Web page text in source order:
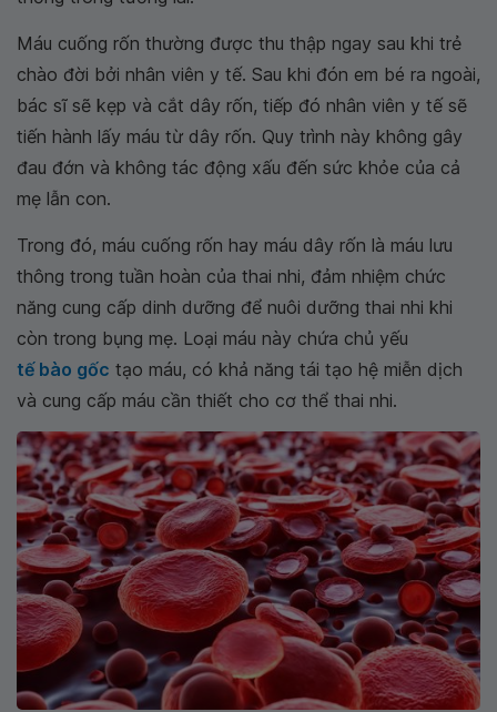
Máu cuống rốn thường được thu thập ngay sau khi trẻ
chào đời bởi nhân viên y tế. Sau khi đón em bé ra ngoài,
bác sĩ sẽ kẹp và cắt dây rốn, tiếp đó nhân viên y tế sẽ
tiến hành lấy máu từ dây rốn. Quy trình này không gây
đau đớn và không tác động xấu đến sức khỏe của cả
mẹ lẫn con.
Trong đó, máu cuống rốn hay máu dây rốn là máu lưu
thông trong tuần hoàn của thai nhi, đảm nhiệm chức
năng cung cấp dinh dưỡng để nuôi dưỡng thai nhi khi
còn trong bụng mẹ. Loại máu này chứa chủ yếu
tế bào gốc tạo máu, có khả năng tái tạo hệ miễn dịch
và cung cấp máu cần thiết cho cơ thể thai nhi.